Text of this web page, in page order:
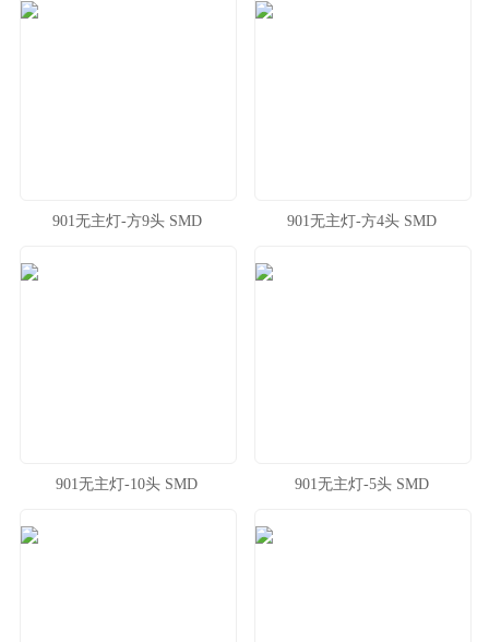
901无主灯-方9头 SMD 901无主灯-方4头 SMD
901无主灯-10头 SMD 901无主灯-5头 SMD